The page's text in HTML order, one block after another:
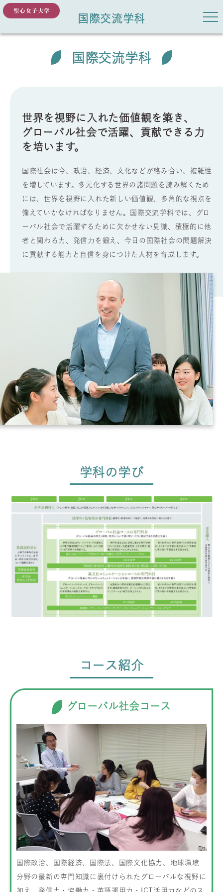
国際交流学科
国際交流学科
世界を視野に入れた価値観を築き、
グローバル社会で活躍、貢献できる力
を培います。
国際社会は今、政治、経済、文化などが絡み合い、複雑性
を増しています。多元化する世界の諸問題を読み解くため
には、世界を視野に入れた新しい価値観、多角的な視点を
備えていかなければなりません。国際交流学科では、グロ
ーバル社会で活躍するために欠かせない見識、積極的に他
者と関わる力、発信力を鍛え、今日の国際社会の問題解決
に貢献する能力と自信を身につけた人材を育成します。
学科の学び
コース紹介
グローバル社会コース
国際政治、国際経済、国際法、国際文化協力、地球環境
分野の最新の専門知識に裏付けられたグローバルな視野に
加え、発信力・協働力・英語運用力・ICT活用力などのス